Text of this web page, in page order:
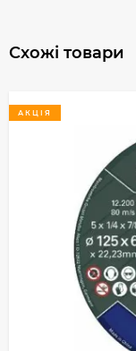
Схожі товари
АКЦІЯ